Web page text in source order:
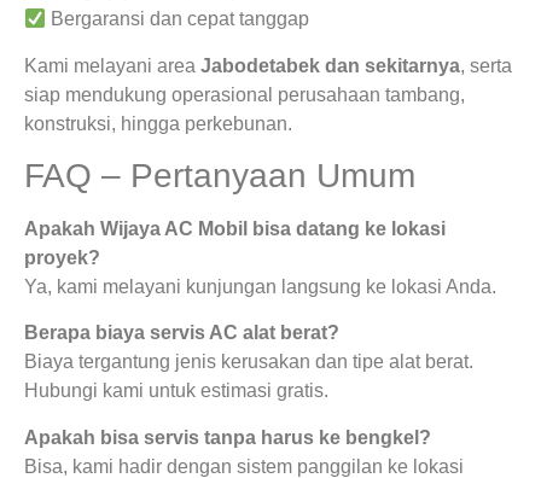
Bergaransi dan cepat tanggap
Kami melayani area Jabodetabek dan sekitarnya, serta
siap mendukung operasional perusahaan tambang,
konstruksi, hingga perkebunan.
FAQ – Pertanyaan Umum
Apakah Wijaya AC Mobil bisa datang ke lokasi
proyek?
Ya, kami melayani kunjungan langsung ke lokasi Anda.
Berapa biaya servis AC alat berat?
Biaya tergantung jenis kerusakan dan tipe alat berat.
Hubungi kami untuk estimasi gratis.
Apakah bisa servis tanpa harus ke bengkel?
Bisa, kami hadir dengan sistem panggilan ke lokasi